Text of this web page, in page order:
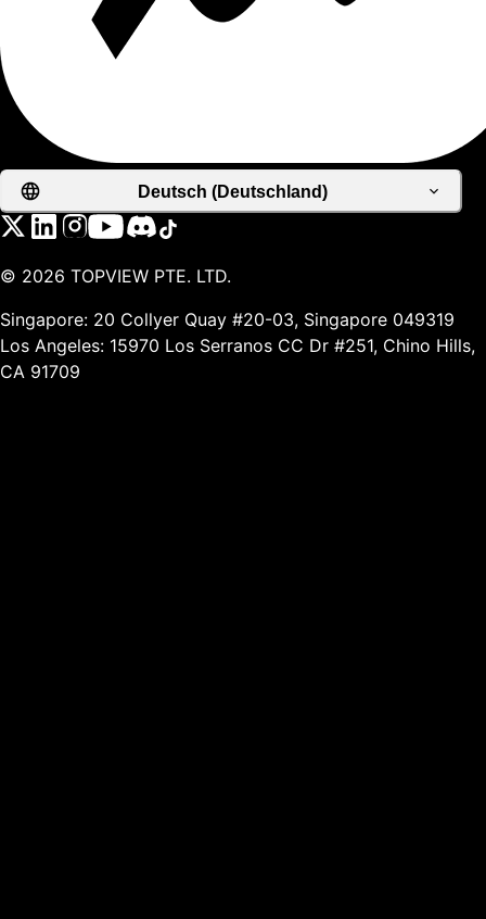
Deutsch (Deutschland)
© 2026 TOPVIEW PTE. LTD.
Singapore: 20 Collyer Quay #20-03, Singapore 049319
Los Angeles: 15970 Los Serranos CC Dr #251, Chino Hills,
CA 91709